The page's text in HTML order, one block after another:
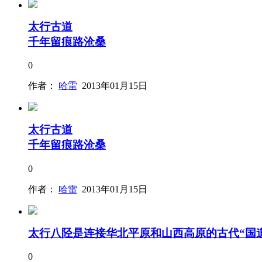
太行古道
千年留痕路沧桑
0
作者： 哈雷 2013年01月15日
太行古道
千年留痕路沧桑
0
作者： 哈雷 2013年01月15日
太行八陉是连接华北平原和山西高原的古代“国
0